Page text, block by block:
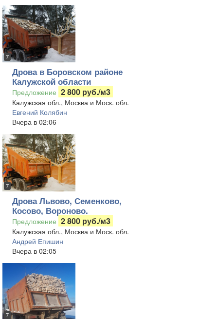
7
Дрова в Боровском районе
Калужской области
Предложение 2 800 руб./м3
Калужская обл., Москва и Моск. обл.
Евгений Колябин
Вчера в 02:06
7
Дрова Львово, Семенково,
Косово, Вороново.
Предложение 2 800 руб./м3
Калужская обл., Москва и Моск. обл.
Андрей Епишин
Вчера в 02:05
7